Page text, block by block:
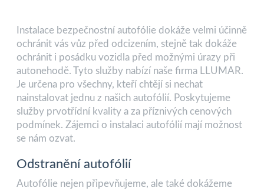
Instalace bezpečnostní autofólie dokáže velmi účinně
ochránit vás vůz před odcizením, stejně tak dokáže
ochránit i posádku vozidla před možnými úrazy při
autonehodě. Tyto služby nabízí naše firma LLUMAR.
Je určena pro všechny, kteří chtějí si nechat
nainstalovat jednu z našich autofólií. Poskytujeme
služby prvotřídní kvality a za příznivých cenových
podmínek. Zájemci o instalaci autofólií mají možnost
se nám ozvat.
Odstranění autofólií
Autofólie nejen připevňujeme, ale také dokážeme